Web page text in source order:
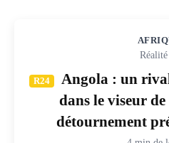
R24
Angola : un
dans le viseur
détournement